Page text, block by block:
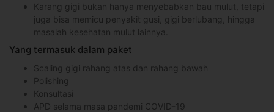
Karang gigi bukan hanya menyebabkan bau mulut, tetapi
juga bisa memicu penyakit gusi, gigi berlubang, hingga
masalah kesehatan mulut lainnya.
Yang termasuk dalam paket
Scaling gigi rahang atas dan rahang bawah
Polishing
Konsultasi
APD selama masa pandemi COVID-19